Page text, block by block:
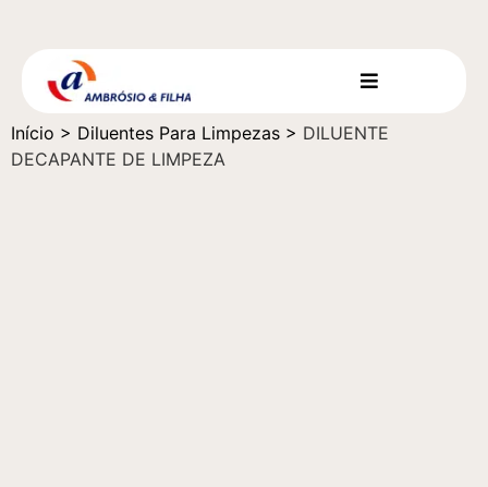
Início > Diluentes Para Limpezas > DILUENTE
DECAPANTE DE LIMPEZA